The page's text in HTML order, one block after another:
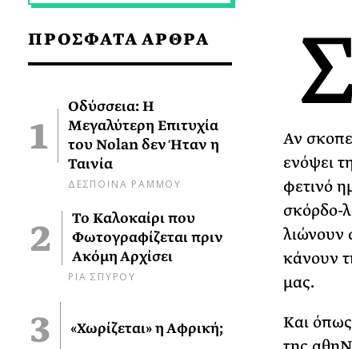
ΠΡΟΣΦΑΤΑ ΑΡΘΡΑ
Οδύσσεια: Η
Μεγαλύτερη Επιτυχία
του Nolan δεν Ήταν η
Ταινία
ΔΕΣΠΟΙΝΑ ΡΑΜΜΟΥ
Το Καλοκαίρι που
Φωτογραφίζεται πριν
Ακόμη Αρχίσει
ΡΙΑ ΣΠΥΡΟΥ
«Χωρίζεται» η Αφρική;
Αν
ενόψει
φετινό
σκόρδο-
λιώνουν
κάνουν
μας.
Και